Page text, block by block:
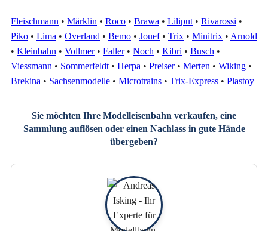
Fleischmann • Märklin • Roco • Brawa • Liliput • Rivarossi •
Piko • Lima • Overland • Bemo • Jouef• Trix • Minitrix • Arnold
• Kleinbahn • Vollmer• Faller• Noch • Kibri • Busch •
Viessmann • Sommerfeldt • Herpa • Preiser• Merten • Wiking •
Brekina • Sachsenmodelle • Microtrains • Trix-Express • Plastoy
Sie möchten Ihre Modelleisenbahn verkaufen, eine
Sammlung auflösen oder einen Nachlass in gute Hände
übergeben?